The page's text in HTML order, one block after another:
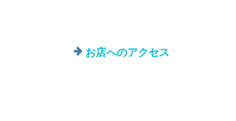
お店へのアクセス